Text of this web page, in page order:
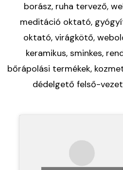
borász, ruha tervező,
meditáció oktató,
oktató, virágkötő,
keramikus, sminkes,
bőrápolási termékek,
dédelgető felső-